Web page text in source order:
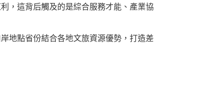
，這背后觸及的是綜合服務才能、產業協
地點省份結合各地文旅資源優勢，打造差